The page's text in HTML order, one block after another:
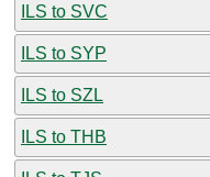
ILS to SVC
ILS to SYP
ILS to SZL
ILS to THB